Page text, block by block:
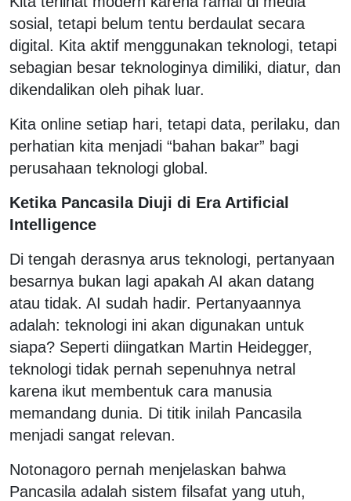
sosial, tetapi belum tentu berdaulat secara
digital. Kita aktif menggunakan teknologi, tetapi
sebagian besar teknologinya dimiliki, diatur, dan
dikendalikan oleh pihak luar.
Kita online setiap hari, tetapi data, perilaku, dan
perhatian kita menjadi “bahan bakar” bagi
perusahaan teknologi global.
Ketika Pancasila Diuji di Era Artificial
Intelligence
Di tengah derasnya arus teknologi, pertanyaan
besarnya bukan lagi apakah AI akan datang
atau tidak. AI sudah hadir. Pertanyaannya
adalah: teknologi ini akan digunakan untuk
siapa? Seperti diingatkan Martin Heidegger,
teknologi tidak pernah sepenuhnya netral
karena ikut membentuk cara manusia
memandang dunia. Di titik inilah Pancasila
menjadi sangat relevan.
Notonagoro pernah menjelaskan bahwa
Pancasila adalah sistem filsafat yang utuh,